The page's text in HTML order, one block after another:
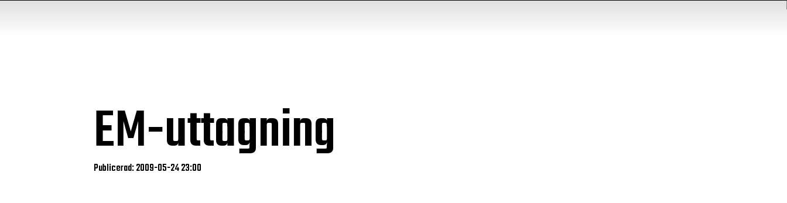
EM-uttagning
Publicerad: 2009-05-24 23:00